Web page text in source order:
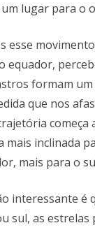
Estrelas
lugar para o
esse
equador,
formam
que nos
começa
mais inclinada
mais para o
interessante é
sul, as estrelas